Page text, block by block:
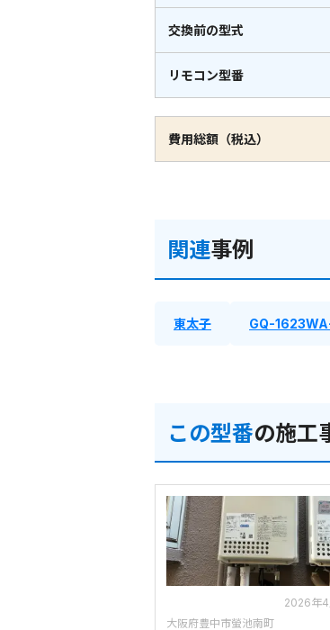
交換前の型式
リモコン型番
費用総額（税込）
関連事例
東太子 GQ-
この型番の施工
2026年
大阪府豊中市螢池南町